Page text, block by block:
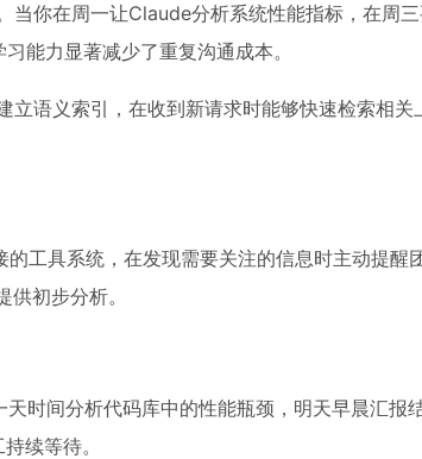
你在周一让Claude分析系统性能指标，在周
能力显著减少了重复沟通成本。
语义索引，在收到新请求时能够快速检索相关
工具系统，在发现需要关注的信息时主动提醒
初步分析。
时间分析代码库中的性能瓶颈，明天早晨汇报
续等待。